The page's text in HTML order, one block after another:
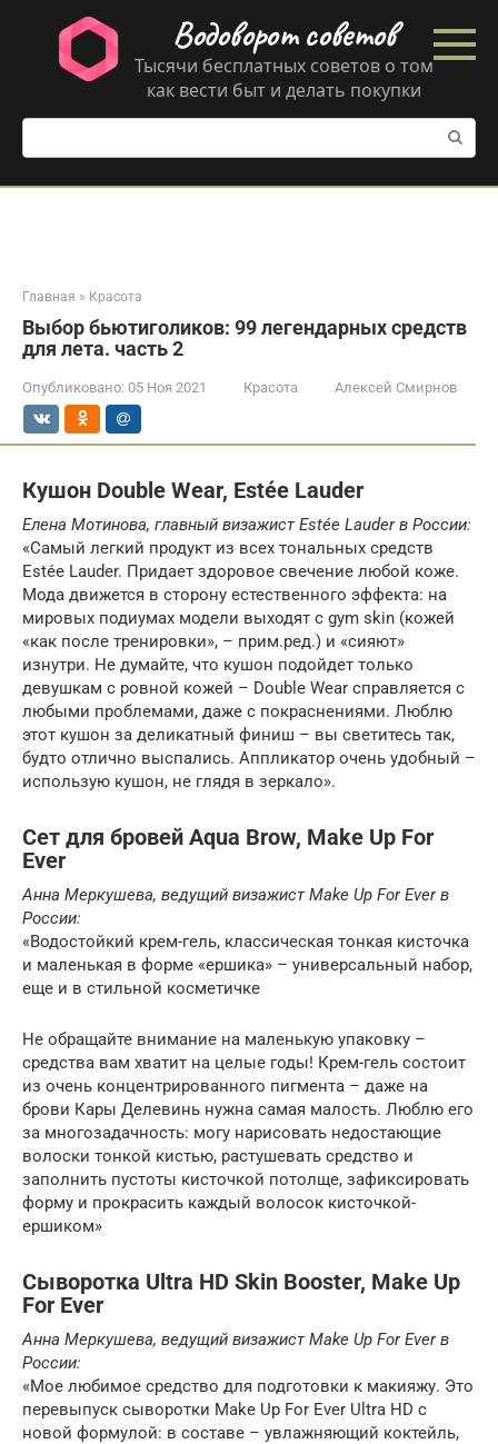
контенту
Водоворот советов
Тысячи бесплатных советов о том
как вести быт и делать покупки
Поиск:
Главная » Красота
Выбор бьютиголиков: 99 легендарных средств
для лета. часть 2
Опубликовано: 05 Ноя 2021 Красота Алексей Смирнов
Кушон Double Wear, Estée Lauder
Елена Мотинова, главный визажист Estée Lauder в России:
«Самый легкий продукт из всех тональных средств
Estée Lauder. Придает здоровое свечение любой коже.
Мода движется в сторону естественного эффекта: на
мировых подиумах модели выходят с gym skin (кожей
«как после тренировки», – прим.ред.) и «сияют»
изнутри. Не думайте, что кушон подойдет только
девушкам с ровной кожей – Double Wear справляется с
любыми проблемами, даже с покраснениями. Люблю
этот кушон за деликатный финиш – вы светитесь так,
будто отлично выспались. Аппликатор очень удобный –
использую кушон, не глядя в зеркало».
Сет для бровей Aqua Brow, Make Up For
Ever
Анна Меркушева, ведущий визажист Make Up For Ever в
России:
«Водостойкий крем-гель, классическая тонкая кисточка
и маленькая в форме «ершика» – универсальный набор,
еще и в стильной косметичке
Не обращайте внимание на маленькую упаковку –
средства вам хватит на целые годы! Крем-гель состоит
из очень концентрированного пигмента – даже на
брови Кары Делевинь нужна самая малость. Люблю его
за многозадачность: могу нарисовать недостающие
волоски тонкой кистью, растушевать средство и
заполнить пустоты кисточкой потолще, зафиксировать
форму и прокрасить каждый волосок кисточкой-
ершиком»
Сыворотка Ultra HD Skin Booster, Make Up
For Ever
Анна Меркушева, ведущий визажист Make Up For Ever в
России:
«Мое любимое средство для подготовки к макияжу. Это
перевыпуск сыворотки Make Up For Ever Ultra HD с
новой формулой: в составе – увлажняющий коктейль,